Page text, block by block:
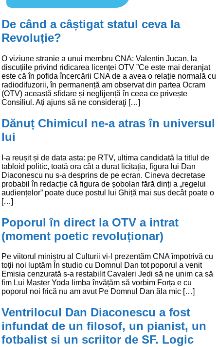
De când a câștigat statul ceva la
Revoluție?
O viziune stranie a unui membru CNA: Valentin Jucan, la
discuțiile privind ridicarea licenței OTV ”Ce este mai deranjat
este că în pofida încercării CNA de a avea o relație normală cu
radiodifuzorii, în permanență am observat din partea Ocram
(OTV) această sfidare și neglijență în ceea ce privește
Consiliul. Ați ajuns să ne consideraţi […]
Dănuț Chimicul ne-a atras în universul
lui
I-a reușit și de data asta: pe RTV, ultima candidată la titlul de
tabloid politic, toată ora cât a durat licitația, figura lui Dan
Diaconescu nu s-a desprins de pe ecran. Cineva decretase
probabil în redacție că figura de șobolan fără dinți a „regelui
audiențelor” poate duce postul lui Ghiță mai sus decât poate o
[…]
Poporul în direct la OTV a intrat
(moment poetic revoluționar)
Pe viitorul ministru al Culturii vi-l prezentăm CNA împotrivă cu
toții noi luptăm În studio cu Domnul Dan tot poporul a venit
Emisia cenzurată s-a restabilit Cavaleri Jedi să ne unim ca să
fim Lui Master Yoda limba învățăm să vorbim Forța e cu
poporul noi frică nu am avut Pe Domnul Dan ăla mic […]
Ventrilocul Dan Diaconescu a fost
infundat de un filosof, un pianist, un
fotbalist si un scriitor de SF. Logic